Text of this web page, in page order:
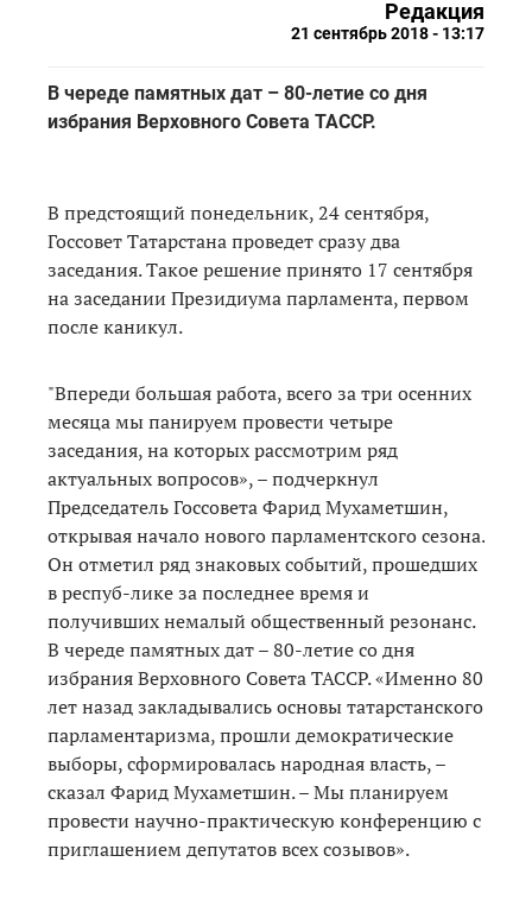
Редакция
21 сентябрь 2018 - 13:17
В череде памятных дат – 80-летие со дня
избрания Верховного Совета ТАССР.
В предстоящий понедельник, 24 сентября,
Госсовет Татарстана проведет сразу два
заседания. Такое решение принято 17 сентября
на заседании Президиума парламента, первом
после каникул.
"Впереди большая работа, всего за три осенних
месяца мы панируем провести четыре
заседания, на которых рассмотрим ряд
актуальных вопросов», – подчеркнул
Председатель Госсовета Фарид Мухаметшин,
открывая начало нового парламентского сезона.
Он отметил ряд знаковых событий, прошедших
в респуб-лике за последнее время и
получивших немалый общественный резонанс.
В череде памятных дат – 80-летие со дня
избрания Верховного Совета ТАССР. «Именно 80
лет назад закладывались основы татарстанского
парламентаризма, прошли демократические
выборы, сформировалась народная власть, –
сказал Фарид Мухаметшин. – Мы планируем
провести научно-практическую конференцию с
приглашением депутатов всех созывов».